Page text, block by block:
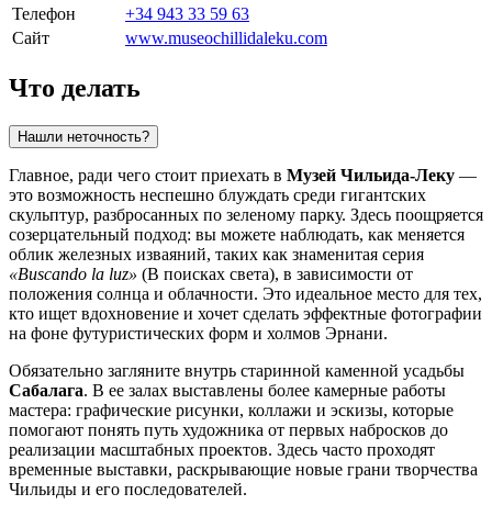
Телефон
+34 943 33 59 63
Сайт
www.museochillidaleku.com
Что делать
Нашли неточность?
Главное, ради чего стоит приехать в Музей Чильида-Леку —
это возможность неспешно блуждать среди гигантских
скульптур, разбросанных по зеленому парку. Здесь поощряется
созерцательный подход: вы можете наблюдать, как меняется
облик железных изваяний, таких как знаменитая серия
«Buscando la luz» (В поисках света), в зависимости от
положения солнца и облачности. Это идеальное место для тех,
кто ищет вдохновение и хочет сделать эффектные фотографии
на фоне футуристических форм и холмов Эрнани.
Обязательно загляните внутрь старинной каменной усадьбы
Сабалага. В ее залах выставлены более камерные работы
мастера: графические рисунки, коллажи и эскизы, которые
помогают понять путь художника от первых набросков до
реализации масштабных проектов. Здесь часто проходят
временные выставки, раскрывающие новые грани творчества
Чильиды и его последователей.